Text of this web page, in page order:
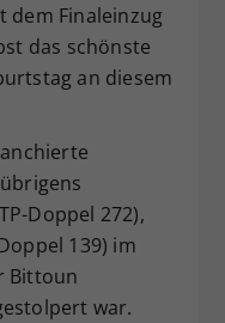
dem Finaleinzug
das schönste
an diesem
Doppel 272),
139) im
Bittoun
war.